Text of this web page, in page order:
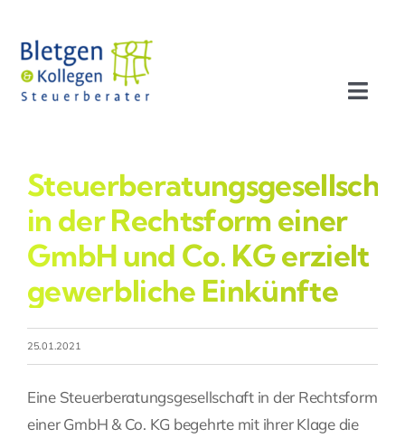
Inhalt
springen
Profil
Leistungen
in der Rechtsform einer
GmbH und Co. KG erzielt
gewerbliche Einkünfte
25.01.2021
Eine Steuerberatungsgesellschaft in der Rechtsform
einer GmbH & Co. KG begehrte mit ihrer Klage die